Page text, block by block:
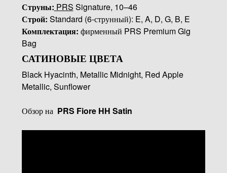
Струны: PRS Signature, 10–46
Строй: Standard (6-струнный): E, A, D, G, B, E
Комплектация: фирменный PRS Premium Gig
Bag
САТИНОВЫЕ ЦВЕТА
Black Hyacinth, Metallic Midnight, Red Apple
Metallic, Sunflower
Обзор на PRS Fiore HH Satin